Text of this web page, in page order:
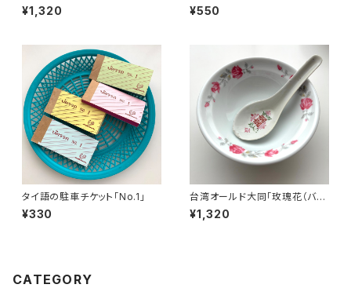
¥1,320 ¥550
タイ語の駐車チケット「No.1」
¥330
台湾オールド大同「玫瑰花（バ
ラ）柄」魯肉飯・鶏肉飯碗
¥1,320
CATEGORY